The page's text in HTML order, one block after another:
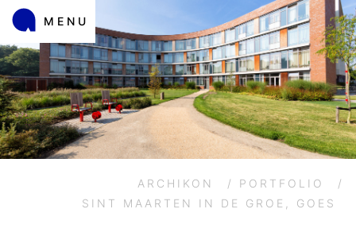
MENU
ARCHIKON / PORTFOLIO
/
SINT MAARTEN IN DE GROE, GOES